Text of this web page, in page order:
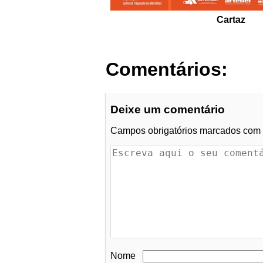
Cartaz
Comentários:
Deixe um comentário
Campos obrigatórios marcados com
Nome